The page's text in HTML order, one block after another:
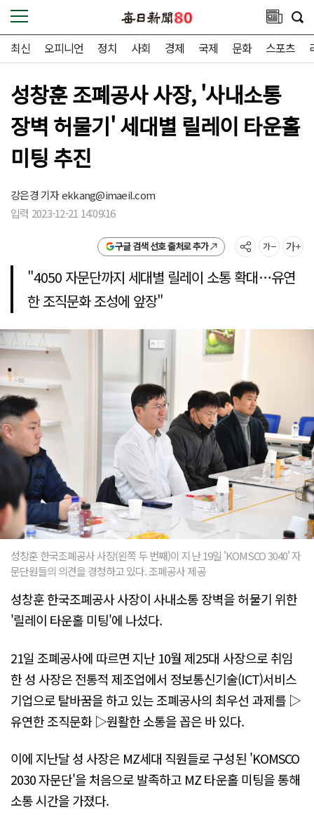
최신 오피니언 정치 사회 경제 국제 문화 스포츠
성창훈 조폐공사 사장, '사내소통
장벽 허물기' 세대별 릴레이 타운홀
미팅 추진
강은경 기자ekkang@imaeil.com
입력 2023-12-21 14:09:16
구글 검색 선호 출처로 추가
"4050 자문단까지 세대별 릴레이 소통 확대…유연
한 조직문화 조성에 앞장"
성창훈 한국조폐공사 사장(왼쪽 두 번째)이 지난 19일 'KOMSCO 3040' 자
문단원들의 의견을 경청하고 있다. 조폐공사 제공
성창훈 한국조폐공사 사장이 사내소통 장벽을 허물기 위한
'릴레이 타운홀 미팅'에 나섰다.
21일 조폐공사에 따르면 지난 10월 제25대 사장으로 취임
한 성 사장은 전통적 제조업에서 정보통신기술(ICT)서비스
기업으로 탈바꿈을 하고 있는 조폐공사의 최우선 과제를 ▷
유연한 조직문화 ▷원활한 소통을 꼽은 바 있다.
이에 지난달 성 사장은 MZ세대 직원들로 구성된 'KOMSCO
2030 자문단'을 처음으로 발족하고 MZ 타운홀 미팅을 통해
소통 시간을 가졌다.